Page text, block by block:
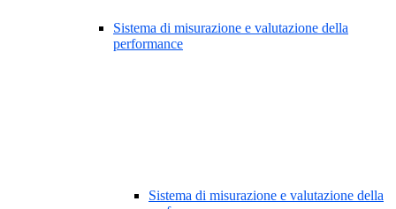
Sistema di misurazione e valutazione della
performance
Sistema di misurazione e valutazione della